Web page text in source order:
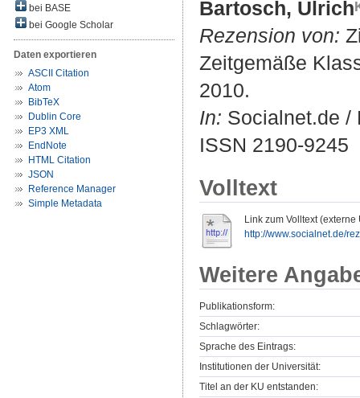
bei BASE
bei Google Scholar
Daten exportieren
ASCII Citation
Atom
BibTeX
Dublin Core
EP3 XML
EndNote
HTML Citation
JSON
Reference Manager
Simple Metadata
Bartosch, Ulrich
Rezension von:
Zeitgemäße
2010.
In: Socialnet.de /
ISSN 2190-9245
Volltext
Link zum Volltext (externe
http://www.socialnet.de/
Weitere
Publikationsform:
Schlagwörter:
Sprache des Eintrags:
Institutionen der Universität:
Titel an der KU entstanden: